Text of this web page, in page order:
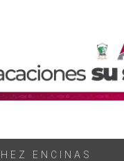
ENCINAS